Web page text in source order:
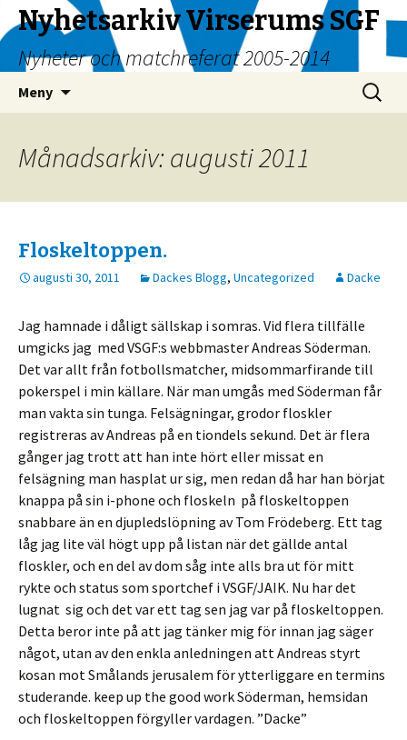
Nyhetsarkiv Virserums SGF
Nyheter och matchreferat 2005-2014
Meny
Sök
efter:
Månadsarkiv: augusti 2011
Floskeltoppen.
augusti 30, 2011 Dackes Blogg, Uncategorized Dacke
Jag hamnade i dåligt sällskap i somras. Vid flera tillfälle
umgicks jag med VSGF:s webbmaster Andreas Söderman.
Det var allt från fotbollsmatcher, midsommarfirande till
pokerspel i min källare. När man umgås med Söderman får
man vakta sin tunga. Felsägningar, grodor floskler
registreras av Andreas på en tiondels sekund. Det är flera
gånger jag trott att han inte hört eller missat en
felsägning man hasplat ur sig, men redan då har han börjat
knappa på sin i-phone och floskeln på floskeltoppen
snabbare än en djupledslöpning av Tom Frödeberg. Ett tag
låg jag lite väl högt upp på listan när det gällde antal
floskler, och en del av dom såg inte alls bra ut för mitt
rykte och status som sportchef i VSGF/JAIK. Nu har det
lugnat sig och det var ett tag sen jag var på floskeltoppen.
Detta beror inte på att jag tänker mig för innan jag säger
något, utan av den enkla anledningen att Andreas styrt
kosan mot Smålands jerusalem för ytterliggare en termins
studerande. keep up the good work Söderman, hemsidan
och floskeltoppen förgyller vardagen. ”Dacke”